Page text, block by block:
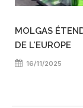
MOLGAS
DE L'EUROPE
16/11/2025